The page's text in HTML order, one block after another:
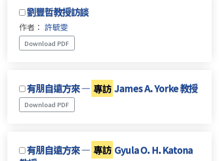
劉豐哲教授訪談
作者： 許毓雯
Download PDF
有朋自遠方來 — 專訪 James A. Yorke 教授
Download PDF
有朋自遠方來 — 專訪 Gyula O. H. Katona